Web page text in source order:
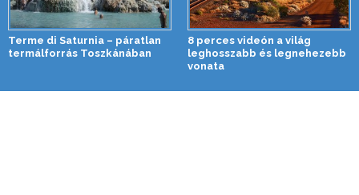
Terme di Saturnia – páratlan
termálforrás Toszkánában
8 perces videón a világ
leghosszabb és legnehezebb
vonata